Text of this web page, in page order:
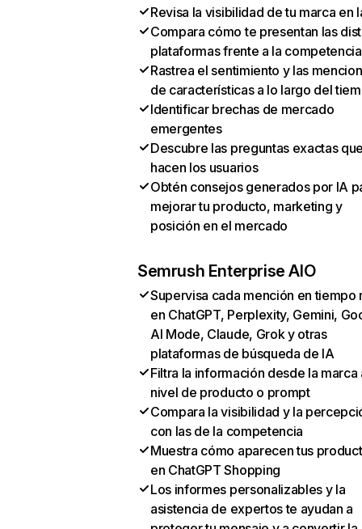
Revisa la visibilidad de tu marca en
Compara cómo te presentan las
plataformas frente a la competencia
Rastrea el sentimiento y las
de características a lo largo del
Identificar brechas de mercado
emergentes
Descubre las preguntas exactas
hacen los usuarios
Obtén consejos generados por IA
mejorar tu producto, marketing y
posición en el mercado
Semrush Enterprise AIO
Supervisa cada mención en tiempo
en ChatGPT, Perplexity, Gemini,
AI Mode, Claude, Grok y otras
plataformas de búsqueda de IA
Filtra la información desde la marca
nivel de producto o prompt
Compara la visibilidad y la
con las de la competencia
Muestra cómo aparecen tus
en ChatGPT Shopping
Los informes personalizables y la
asistencia de expertos te ayudan a